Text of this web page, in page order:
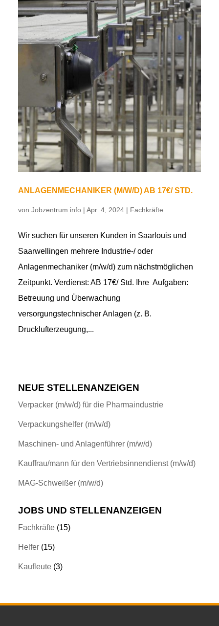
ANLAGENMECHANIKER (M/W/D) AB 17€/ STD.
vonJobzentrum.info |Apr. 4, 2024 | Fachkräfte
Wir suchen für unseren Kunden in Saarlouis und
Saarwellingen mehrere Industrie-/ oder
Anlagenmechaniker (m/w/d) zum nächstmöglichen
Zeitpunkt. Verdienst: AB 17€/ Std. Ihre Aufgaben:
Betreuung und Überwachung
versorgungstechnischer Anlagen (z. B.
Drucklufterzeugung,...
NEUE STELLENANZEIGEN
Verpacker (m/w/d) für die Pharmaindustrie
Verpackungshelfer (m/w/d)
Maschinen- und Anlagenführer (m/w/d)
Kauffrau/mann für den Vertriebsinnendienst (m/w/d)
MAG-Schweißer (m/w/d)
JOBS UND STELLENANZEIGEN
Fachkräfte (15)
Helfer (15)
Kaufleute (3)